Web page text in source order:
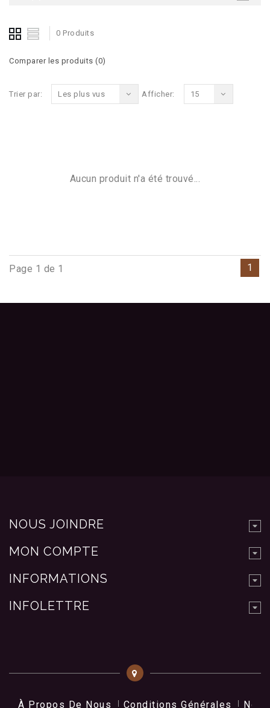
0 Produits
Comparer les produits (0)
Trier par: Les plus vus Afficher: 15
Aucun produit n'a été trouvé...
Page 1 de 1 1
NOUS JOINDRE
MON COMPTE
INFORMATIONS
INFOLETTRE
À Propos De Nous Conditions Générales Nos